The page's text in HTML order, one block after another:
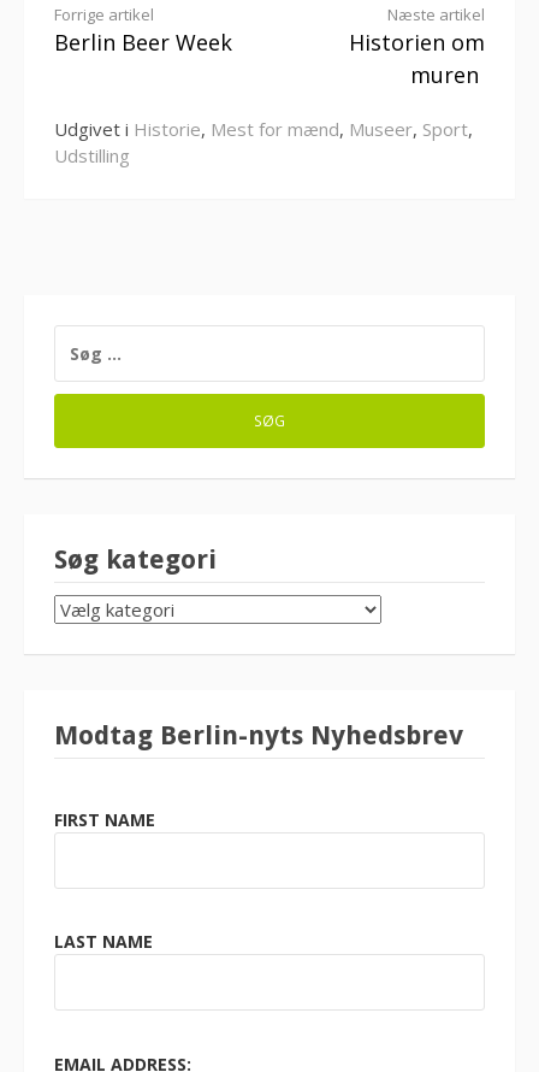
Læs
Forrige artikel
Berlin Beer Week
Næste artikel
Historien om
muren
Udgivet i Historie, Mest for mænd, Museer, Sport,
Udstilling
EFTER:
Søg kategori
SØG
KATEGORI
Modtag Berlin-nyts Nyhedsbrev
FIRST NAME
LAST NAME
EMAIL ADDRESS: